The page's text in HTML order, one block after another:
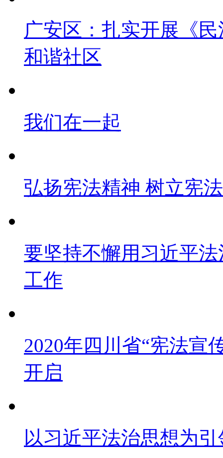
广安区：扎实开展《
和谐社区
我们在一起
弘扬宪法精神 树立宪
要坚持不懈用习近平
工作
2020年四川省“宪法宣
开启
以习近平法治思想为